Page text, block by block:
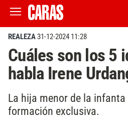
REALEZA31-12-2024 11:28
Cuáles son los 5
habla Irene
La hija menor de la
formación exclusiva.